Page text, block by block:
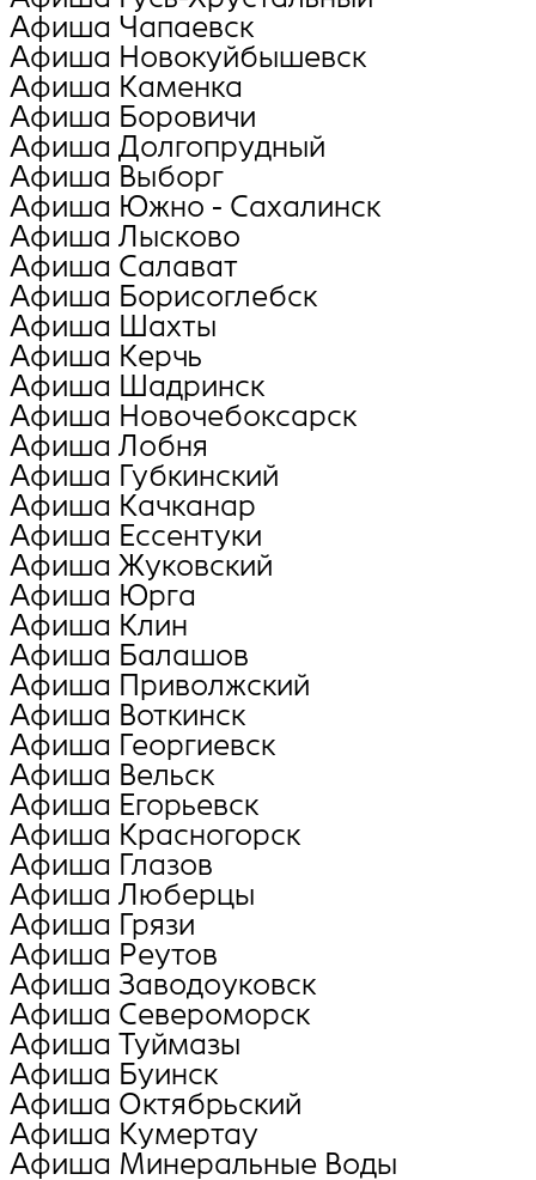
Афиша Чапаевск
Афиша Новокуйбышевск
Афиша Каменка
Афиша Боровичи
Афиша Долгопрудный
Афиша Выборг
Афиша Южно - Сахалинск
Афиша Лысково
Афиша Салават
Афиша Борисоглебск
Афиша Шахты
Афиша Керчь
Афиша Шадринск
Афиша Новочебоксарск
Афиша Лобня
Афиша Губкинский
Афиша Качканар
Афиша Ессентуки
Афиша Жуковский
Афиша Юрга
Афиша Клин
Афиша Балашов
Афиша Приволжский
Афиша Воткинск
Афиша Георгиевск
Афиша Вельск
Афиша Егорьевск
Афиша Красногорск
Афиша Глазов
Афиша Люберцы
Афиша Грязи
Афиша Реутов
Афиша Заводоуковск
Афиша Североморск
Афиша Туймазы
Афиша Буинск
Афиша Октябрьский
Афиша Кумертау
Афиша Минеральные Воды